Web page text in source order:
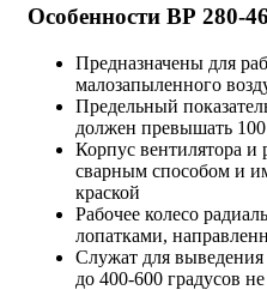
Особенности ВР 280-
Предназначены для
малозапыленного
Предельный
должен превышать
Корпус вентилятора и
сварным способом и
краской
Рабочее колесо
лопатками,
Служат для выведения
до 400-600 градусов